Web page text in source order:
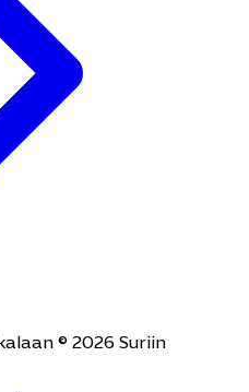
© 2026 Suriin